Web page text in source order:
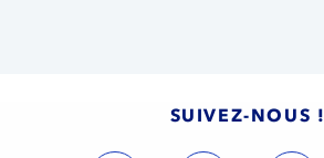
SUIVEZ-NOUS !